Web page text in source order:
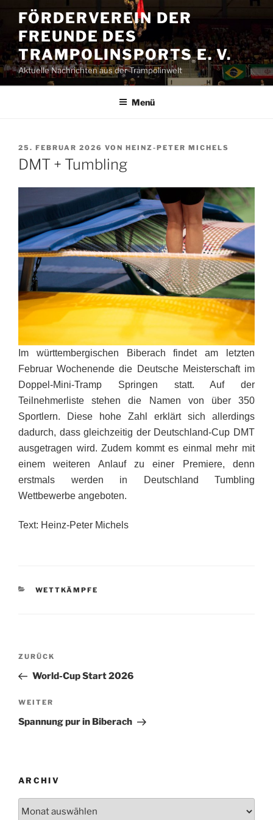
Inhalt
springen
FÖRDERVEREIN DER
FREUNDE DES
TRAMPOLINSPORTS E. V.
Aktuelle Nachrichten aus der Trampolinwelt
Menü
VERÖFFENTLICHT
AM
25. FEBRUAR 2026 VON HEINZ-PETER MICHELS
DMT + Tumbling
Im württembergischen Biberach findet am letzten
Februar Wochenende die Deutsche Meisterschaft im
Doppel-Mini-Tramp Springen statt. Auf der
Teilnehmerliste stehen die Namen von über 350
Sportlern. Diese hohe Zahl erklärt sich allerdings
dadurch, dass gleichzeitig der Deutschland-Cup DMT
ausgetragen wird. Zudem kommt es einmal mehr mit
einem weiteren Anlauf zu einer Premiere, denn
erstmals werden in Deutschland Tumbling
Wettbewerbe angeboten.
Text: Heinz-Peter Michels
KATEGORIEN
WETTKÄMPFE
Beitragsnavigation
Vorheriger
Beitrag
ZURÜCK
World-Cup Start 2026
Nächster
Beitrag
WEITER
Spannung pur in Biberach
ARCHIV